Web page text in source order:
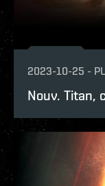
2023-10-25 -
Nouv. Titan,